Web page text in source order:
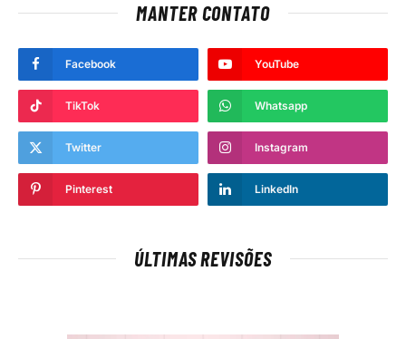
MANTER CONTATO
Facebook YouTube
TikTok Whatsapp
Twitter Instagram
Pinterest LinkedIn
ÚLTIMAS REVISÕES